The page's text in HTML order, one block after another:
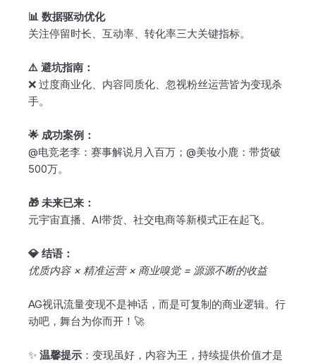
📊 数据驱动优化
关注停留时长、互动率、转化率三大关键指标。
⚠️ 避坑指南：
❌ 过度商业化、内容同质化、忽视粉丝运营皆为变现杀
手。
🌟 成功案例：
@电竞老李：赛事解说月入百万；@美妆小鹿：带货破
500万。
🎁 未来已来：
元宇宙直播、AI带货、社交电商等新模式正在起飞。
💎 结语：
优质内容 × 精准运营 × 商业嗅觉 = 源源不断的收益
AG视讯流量变现不是神话，而是可复制的商业逻辑。行
动吧，舞台为你而开！🚀
✨温馨提示 ：变现虽好，内容为王，持续提供价值才是